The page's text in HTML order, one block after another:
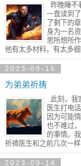
昨晚睡不
一直读到
了剩下的​
身为一名
思所想所
他有太多材料，有太多
2023-09-15
为弟弟祈祷
此刻，我
医生打电
因为可能​
也不难过
的事情。
祈祷医生和之前几次一
2023-09-14